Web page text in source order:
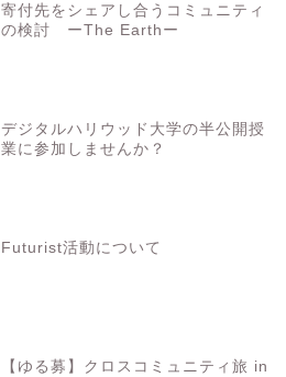
寄付先をシェアし合うコミュニティ
の検討 ーThe Earthー
デジタルハリウッド大学の半公開授
業に参加しませんか？
Futurist活動について
【ゆる募】クロスコミュニティ旅 in